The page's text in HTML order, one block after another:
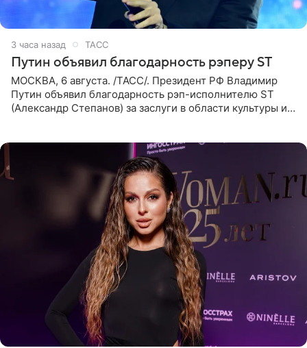
3 часа назад ТАСС
Путин объявил благодарность рэперу ST
МОСКВА, 6 августа. /ТАСС/. Президент РФ Владимир
Путин объявил благодарность рэп-исполнителю ST
(Александр Степанов) за заслуги в области культуры и